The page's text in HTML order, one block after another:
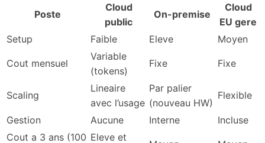
Poste
Cloud
public
On-premise
Cloud
EU gere
Setup
Faible Eleve Moyen
Cout mensuel
Variable
(tokens)
Fixe Fixe
Scaling
Lineaire
avec l’usage
Par palier
(nouveau HW)
Flexible
Gestion Aucune Interne
Incluse
Cout a 3 ans (100 Eleve et